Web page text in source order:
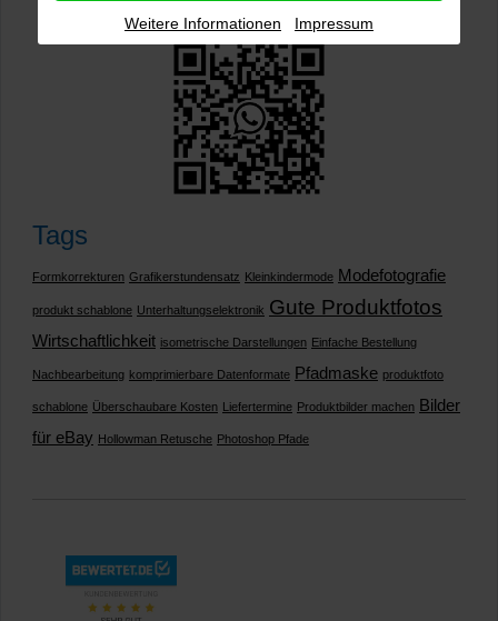
Tags
Formkorrekturen Grafikerstundensatz Kleinkindermode Modefotografie
produkt schablone Unterhaltungselektronik Gute Produktfotos
Wirtschaftlichkeit isometrische Darstellungen Einfache Bestellung
Nachbearbeitung komprimierbare Datenformate Pfadmaske produktfoto
schablone Überschaubare Kosten Liefertermine Produktbilder machen Bilder
für eBay Hollowman Retusche Photoshop Pfade
Weitere Informationen Impressum